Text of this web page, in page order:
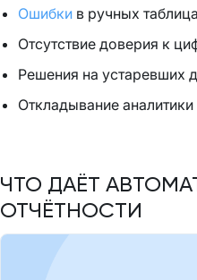
Ошибки в ручных
Отсутствие доверия к
Решения на устаревших
Откладывание
ЧТО ДАЁТ
ОТЧЁТНОСТИ